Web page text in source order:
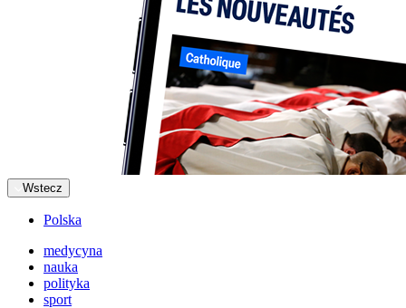
Wstecz
Polska
medycyna
nauka
polityka
sport